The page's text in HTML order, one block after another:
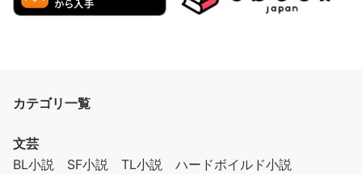
カテゴリ一覧
文芸
BL小説
SF小説 TL小説
ハードボイルド小説